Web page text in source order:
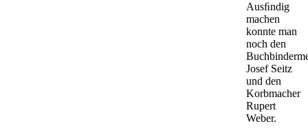
Ausﬁndig
machen
konnte man
noch den
Josef Seitz
und den
Korbmacher
Rupert
Weber.